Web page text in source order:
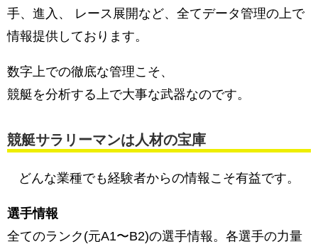
手、進入、 レース展開など、全てデータ管理の上で
情報提供しております。
数字上での徹底な管理こそ、
競艇を分析する上で大事な武器なのです。
競艇サラリーマンは人材の宝庫
どんな業種でも経験者からの情報こそ有益です。
選手情報
全てのランク(元A1〜B2)の選手情報。各選手の力量